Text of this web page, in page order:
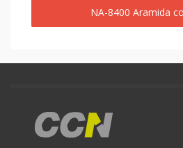
NA-8400 Aramida